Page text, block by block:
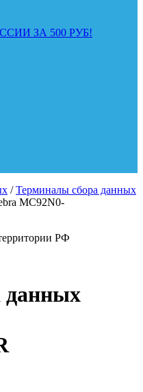
ЗА 500 РУБ!
/Терминалы сбора данных
MC92N0-
РФ
данных